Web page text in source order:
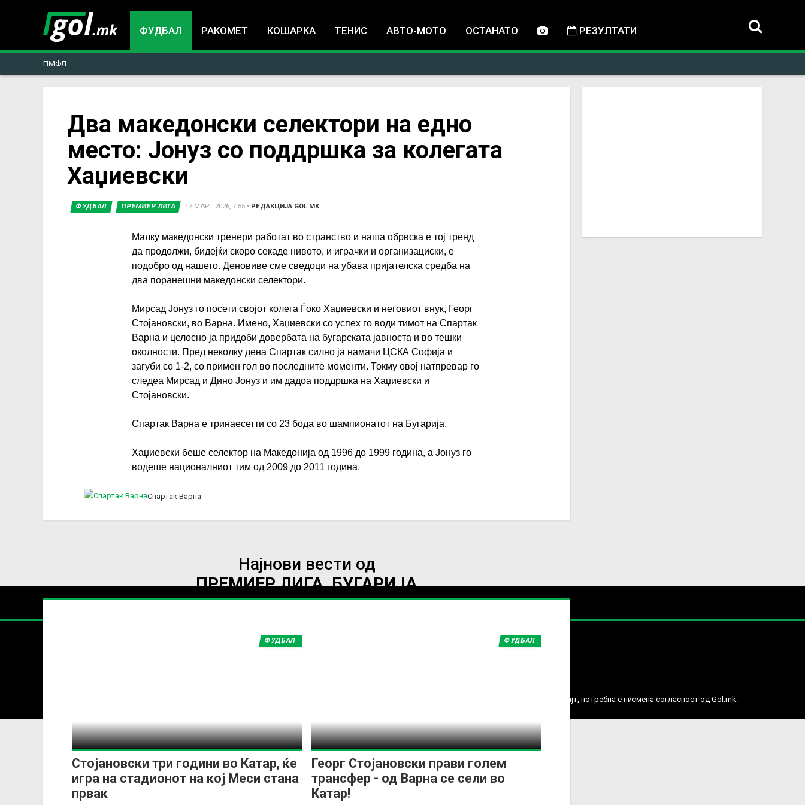
ФУДБАЛ РАКОМЕТ КОШАРКА ТЕНИС АВТО-МОТО ОСТАНАТО РЕЗУЛТАТИ
ПМФЛ
here
Два македонски селектори на едно
место: Јонуз со поддршка за колегата
Хаџиевски
ФУДБАЛ ПРЕМИЕР ЛИГА 17 МАРТ 2026, 7:55• РЕДАКЦИЈА GOL.MK
Малку македонски тренери работат во странство и наша обрвска е тој тренд
да продолжи, бидејќи скоро секаде нивото, и играчки и организациски, е
подобро од нашето. Деновиве сме сведоци на убава пријателска средба на
два поранешни македонски селектори.
Мирсад Јонуз го посети својот колега Ѓоко Хаџиевски и неговиот внук, Георг
Стојановски, во Варна. Имено, Хаџиевски со успех го води тимот на Спартак
Варна и целосно ја придоби довербата на бугарската јавноста и во тешки
околности. Пред неколку дена Спартак силно ја намачи ЦСКА Софија и
загуби со 1-2, со примен гол во последните моменти. Токму овој натпревар го
следеа Мирсад и Дино Јонуз и им дадоа поддршка на Хаџиевски и
Стојановски.
Спартак Варна е тринаесетти со 23 бода во шампионатот на Бугарија.
Хаџиевски беше селектор на Македонија од 1996 до 1999 година, а Јонуз го
водеше националниот тим од 2009 до 2011 година.
Спартак Варна
Најнови вести од
ПРЕМИЕР ЛИГА, БУГАРИЈА
Стојановски три години во Катар, ќе
игра на стадионот на кој Меси стана
првак
ФУДБАЛ
Георг Стојановски прави голем
трансфер - од Варна се сели во
Катар!
ФУДБАЛ
ИМПРЕСУМ МАРКЕТИНГ КОНТАКТ RSS
За секоја форма на распространување, репродукција или комерцијална употреба на текстови, фотографии или податоци од овој веб сајт, потребна е писмена согласност од Gol.mk.